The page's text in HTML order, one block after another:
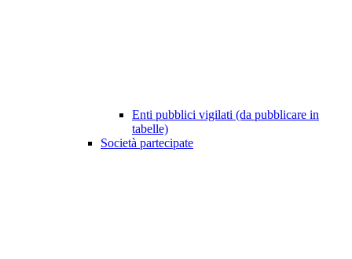
Enti pubblici vigilati (da pubblicare in
tabelle)
Società partecipate